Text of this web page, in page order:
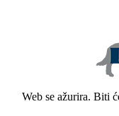
Web se ažurira. Biti